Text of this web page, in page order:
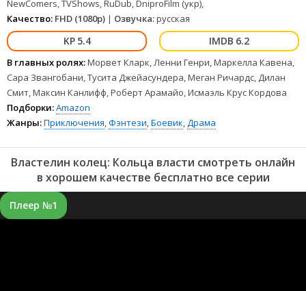
NewComers, TVShows, RuDub, DniproFilm (укр),
Качество: FHD (1080p) | Озвучка:русская
5.4 6.2
В главных ролях:Морвет Кларк, Ленни Генри, Маркелла Кавена,
Сара Звангобани, Тусита Джейасундера, Меган Ричардс, Дилан
Смит, Максин Канлифф, Роберт Арамайо, Исмаэль Крус Кордова
Подборки:Amazon
Жанры:Приключения,Фэнтези,Боевик,Драма
Властелин колец: Кольца власти смотреть онлайн
в хорошем качестве бесплатно все серии
Плеер №1